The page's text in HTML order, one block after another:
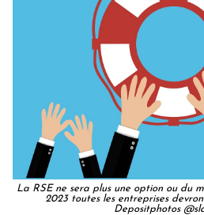
La RSE ne sera plus une option ou du
2023 toutes les entreprises
Depositphotos